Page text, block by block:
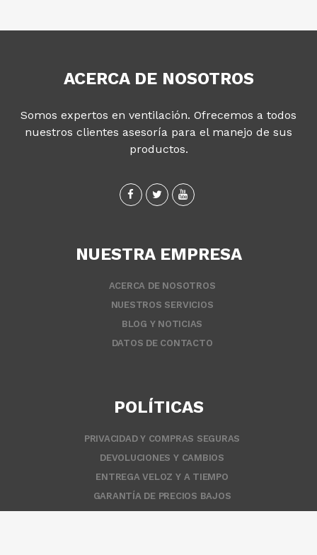
ACERCA DE NOSOTROS
Somos expertos en ventilación. Ofrecemos a todos
nuestros clientes asesoría para el manejo de sus
productos.
NUESTRA EMPRESA
ACERCA DE NOSOTROS
NUESTROS SERVICIOS
BLOG Y NOTICIAS
DATOS DE CONTACTO
POLÍTICAS
PRIVACIDAD Y COMPRAS SEGURAS
DEVOLUCIONES Y CAMBIOS
ENTREGA VELOZ Y A TIEMPO
GARANTÍA DE PRECIOS BAJOS